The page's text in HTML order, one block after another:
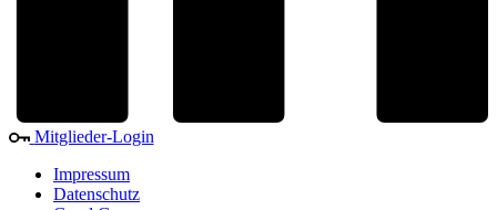
Mitglieder-Login
Impressum
Datenschutz